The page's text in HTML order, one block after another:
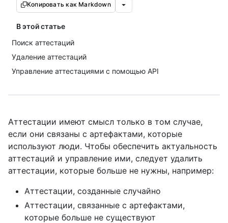
Копировать как Markdown
В этой статье
Поиск аттестаций
Удаление аттестаций
Управление аттестациями с помощью API
Аттестации имеют смысл только в том случае,
если они связаны с артефактами, которые
используют люди. Чтобы обеспечить актуальность
аттестаций и управление ими, следует удалить
аттестации, которые больше не нужны, например:
Аттестации, созданные случайно
Аттестации, связанные с артефактами,
которые больше не существуют